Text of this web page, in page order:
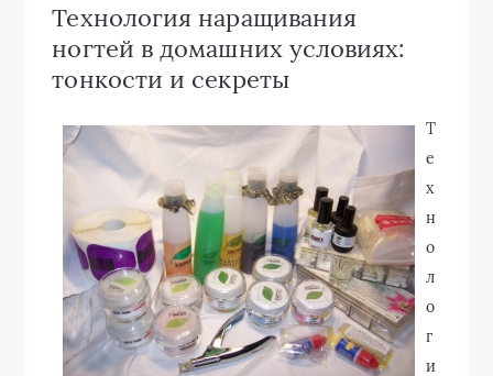
Технология наращивания
ногтей в домашних условиях:
тонкости и секреты
Т
е
х
н
о
л
о
г
и